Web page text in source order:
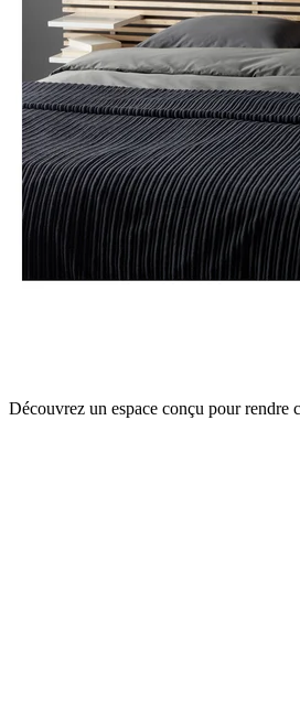
Découvrez un espace conçu pour rendre